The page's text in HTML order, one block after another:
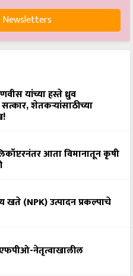
Newsletters
यांच्या हस्ते ध्रुव
शेतकऱ्यांसाठीच्या
आता विमानातून कृषी
खते (NPK) उत्पादन प्रकल्पाचे
एफपीओ-नेतृत्वाखालील